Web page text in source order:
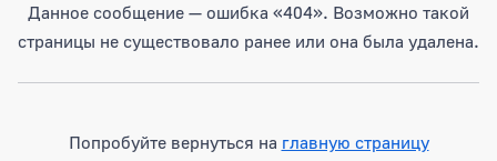
Данное сообщение — ошибка «404». Возможно такой
страницы не существовало ранее или она была удалена.
Попробуйте вернуться на главную страницу